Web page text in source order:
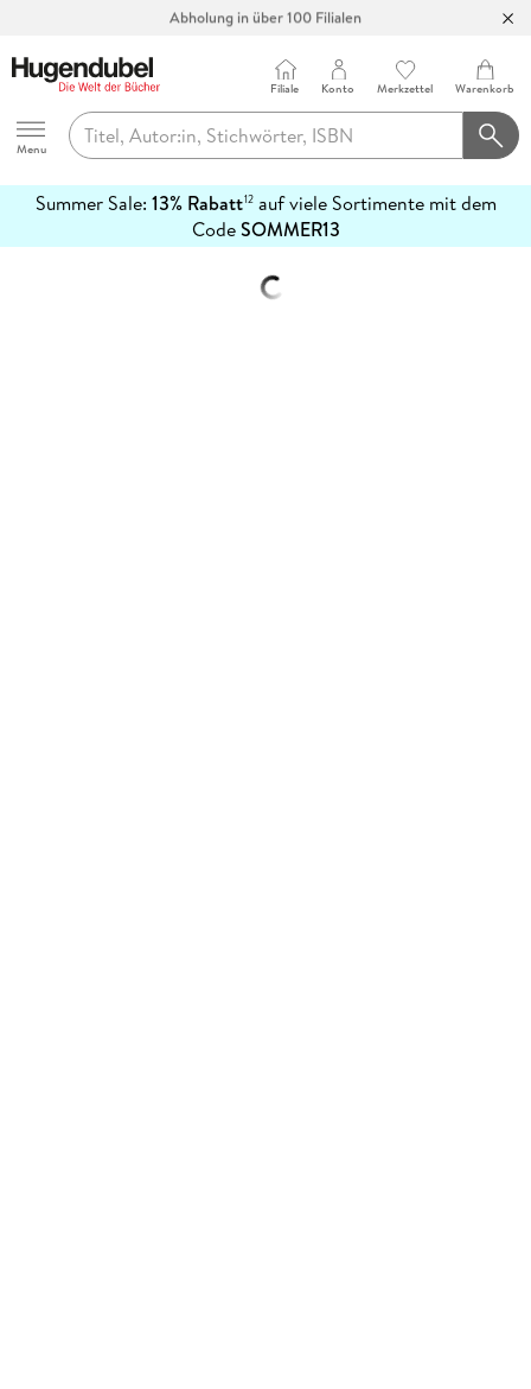
Abholung in über 100 Filialen
Hugendubel
Menu
Filiale Konto Merkzettel Warenkorb
Summer Sale: 13% Rabatt12auf viele Sortimente mit dem
CodeSOMMER13
erfahren